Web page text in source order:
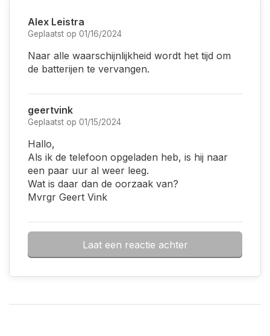
Alex Leistra
Geplaatst op 01/16/2024
Naar alle waarschijnlijkheid wordt het tijd om
de batterijen te vervangen.
geertvink
Geplaatst op 01/15/2024
Hallo,
Als ik de telefoon opgeladen heb, is hij naar
een paar uur al weer leeg.
Wat is daar dan de oorzaak van?
Mvrgr Geert Vink
Laat een reactie achter